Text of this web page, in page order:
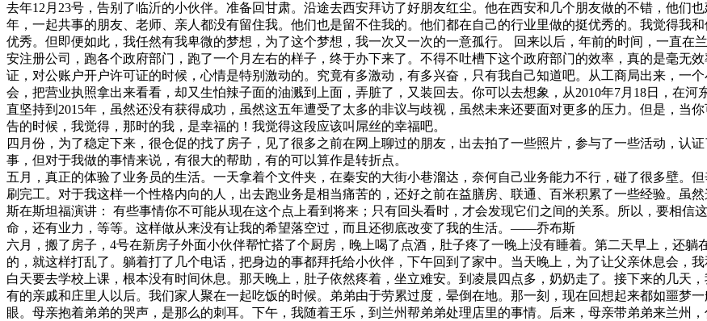
去年12月23号，告别了临沂的小伙伴。准备回甘肃。沿途去西安拜访了好朋友红尘。他在西安和几个朋友做的不错，他们
年，一起共事的朋友、老师、亲人都没有留住我。他们也是留不住我的。他们都在自己的行业里做的挺优秀的。我觉得我
优秀。但即便如此，我任然有我卑微的梦想，为了这个梦想，我一次又一次的一意孤行。 回来以后，年前的时间，一直在
安注册公司，跑各个政府部门，跑了一个月左右的样子，终于办下来了。不得不吐槽下这个政府部门的效率，真的是毫无
证，对公账户开户许可证的时候，心情是特别激动的。究竟有多激动，有多兴奋，只有我自己知道吧。从工商局出来，一
会，把营业执照拿出来看看，却又生怕辣子面的油溅到上面，弄脏了，又装回去。你可以去想象，从2010年7月18日，在
直坚持到2015年，虽然还没有获得成功，虽然这五年遭受了太多的非议与歧视，虽然未来还要面对更多的压力。但是，当
告的时候，我觉得，那时的我，是幸福的！我觉得这段应该叫屌丝的幸福吧。
四月份，为了稳定下来，很仓促的找了房子，见了很多之前在网上聊过的朋友，出去拍了一些照片，参与了一些活动，认
事，但对于我做的事情来说，有很大的帮助，有的可以算作是转折点。
五月，真正的体验了业务员的生活。一天拿着个文件夹，在秦安的大街小巷溜达，奈何自己业务能力不行，碰了很多壁。
刷完工。对于我这样一个性格内向的人，出去跑业务是相当痛苦的，还好之前在益膳房、联通、百米积累了一些经验。虽
斯在斯坦福演讲： 有些事情你不可能从现在这个点上看到将来；只有回头看时，才会发现它们之间的关系。所以，要相
命，还有业力，等等。这样做从来没有让我的希望落空过，而且还彻底改变了我的生活。——乔布斯
六月，搬了房子，4号在新房子外面小伙伴帮忙搭了个厨房，晚上喝了点酒，肚子疼了一晚上没有睡着。第二天早上，还
的，就这样打乱了。躺着打了几个电话，把身边的事都拜托给小伙伴，下午回到了家中。当天晚上，为了让父亲休息会，
白天要去学校上课，根本没有时间休息。那天晚上，肚子依然疼着，坐立难安。到凌晨四点多，奶奶走了。接下来的几天
有的亲戚和庄里人以后。我们家人聚在一起吃饭的时候。弟弟由于劳累过度，晕倒在地。那一刻，现在回想起来都如噩梦
眼。母亲抱着弟弟的哭声，是那么的刺耳。下午，我随着王乐，到兰州帮弟弟处理店里的事情。后来，母亲带弟弟来兰州